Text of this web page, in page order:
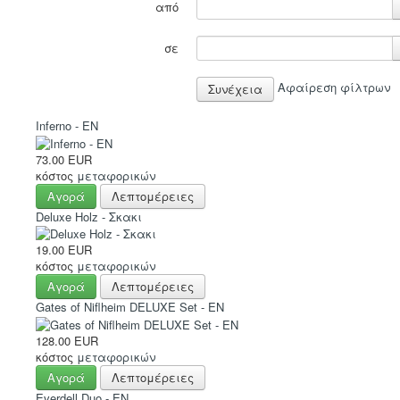
από
σε
Αφαίρεση φίλτρων
Inferno - EN
73.00 EUR
κόστος μεταφορικών
Αγορά
Λεπτομέρειες
Deluxe Holz - Σκακι
19.00 EUR
κόστος μεταφορικών
Αγορά
Λεπτομέρειες
Gates of Niflheim DELUXE Set - EN
128.00 EUR
κόστος μεταφορικών
Αγορά
Λεπτομέρειες